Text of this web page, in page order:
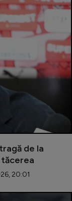
de la
tăcerea
20:01